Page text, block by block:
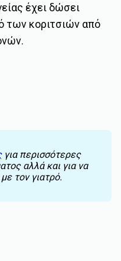
έχει δώσει
των κοριτσιών από
για περισσότερες
αλλά και για να
τον γιατρό.